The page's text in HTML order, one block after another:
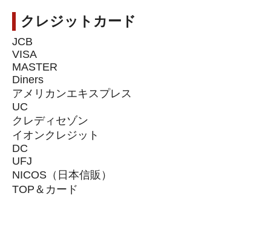
クレジットカード
JCB
VISA
MASTER
Diners
アメリカンエキスプレス
UC
クレディセゾン
イオンクレジット
DC
UFJ
NICOS（日本信販）
TOP＆カード